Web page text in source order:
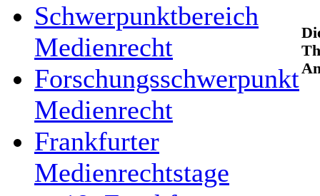
Schwerpunktbereich
Medienrecht
Forschungsschwerpunkt
Medienrecht
Frankfurter
Medienrechtstage